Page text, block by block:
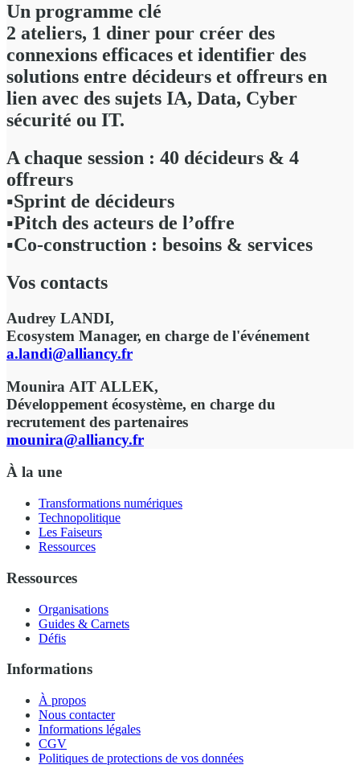
Un programme clé
2 ateliers, 1 diner pour créer des
connexions efficaces et identifier des
solutions entre décideurs et offreurs en
lien avec des sujets IA, Data, Cyber
sécurité ou IT.
A chaque session : 40 décideurs​ & 4
offreurs​
▪️Sprint de décideurs
▪️Pitch des acteurs de l’offre
▪️Co-construction : besoins & services
Vos contacts
Audrey LANDI,
Ecosystem Manager, en charge de l'événement
a.landi@alliancy.fr
Mounira AIT ALLEK,
Développement écosystème, en charge du
recrutement des partenaires
mounira@alliancy.fr
À la une
Transformations numériques
Technopolitique
Les Faiseurs
Ressources
Ressources
Organisations
Guides & Carnets
Défis
Informations
À propos
Nous contacter
Informations légales
CGV
Politiques de protections de vos données